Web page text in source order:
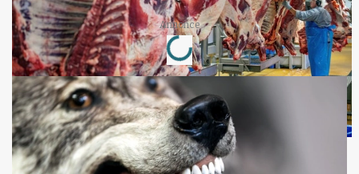
Annonce
Loading...